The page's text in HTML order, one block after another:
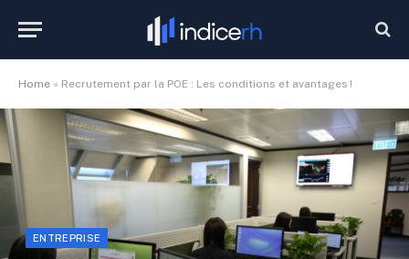
Home » Recrutement par la POE : Les conditions et avantages !
ENTREPRISE